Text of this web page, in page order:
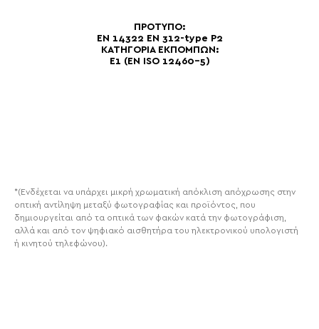
ΠΡΟΤΥΠΟ:
EN 14322 EN 312-type P2
ΚΑΤΗΓΟΡΙΑ ΕΚΠΟΜΠΩΝ:
E1 (EN ISO 12460-5)
*(Ενδέχεται να υπάρχει μικρή χρωματική απόκλιση απόχρωσης στην
οπτική αντίληψη μεταξύ φωτογραφίας και προϊόντος, που
δημιουργείται από τα οπτικά των φακών κατά την φωτογράφιση,
αλλά και από τον ψηφιακό αισθητήρα του ηλεκτρονικού υπολογιστή
ή κινητού τηλεφώνου).